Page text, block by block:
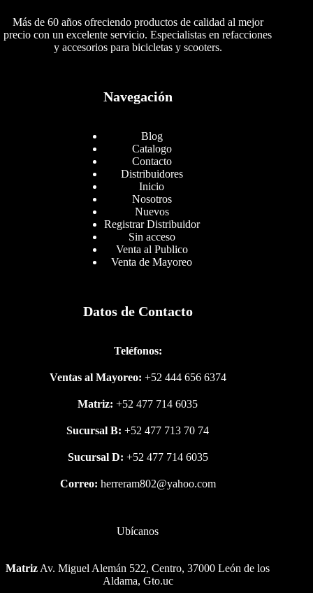
Más de 60 años ofreciendo productos de calidad al mejor
precio con un excelente servicio. Especialistas en refacciones
y accesorios para bicicletas y scooters.
Navegación
Blog
Catalogo
Contacto
Distribuidores
Inicio
Nosotros
Nuevos
Registrar Distribuidor
Sin acceso
Venta al Publico
Venta de Mayoreo
Datos de Contacto
Teléfonos:
Ventas al Mayoreo: +52 444 656 6374
Matriz: +52 477 714 6035
Sucursal B:+52 477 713 70 74
Sucursal D: +52 477 714 6035
Correo: herreram802@yahoo.com
Ubícanos
Matriz Av. Miguel Alemán 522, Centro, 37000 León de los
Aldama, Gto.uc